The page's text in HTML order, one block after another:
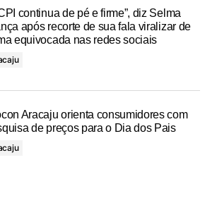
continua de pé e firme”, diz Selma
após recorte de sua fala viralizar de
equivocada nas redes sociais
Aracaju orienta consumidores com
de preços para o Dia dos Pais